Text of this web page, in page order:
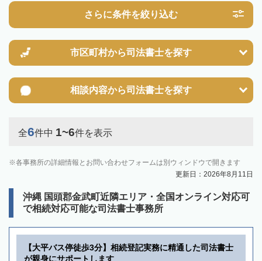
さらに条件を絞り込む
市区町村から司法書士を探す
相談内容から司法書士を探す
全6件中 1~6件を表示
各事務所の詳細情報とお問い合わせフォームは別ウィンドウで開きます
更新日：2026年8月11日
沖縄 国頭郡金武町近隣エリア・全国オンライン対応可
で相続対応可能な司法書士事務所
【大平バス停徒歩3分】相続登記実務に精通した司法書士
が親身にサポートします